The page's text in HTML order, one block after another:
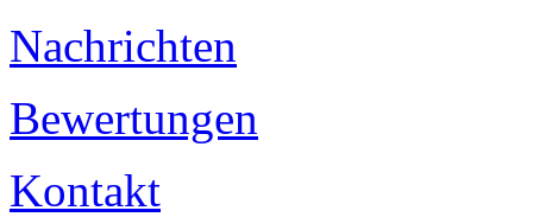
Nachrichten
Bewertungen
Kontakt